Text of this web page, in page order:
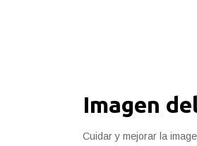
Imagen
Cuidar y mejorar la